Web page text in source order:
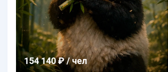
154 140 ₽ / чел